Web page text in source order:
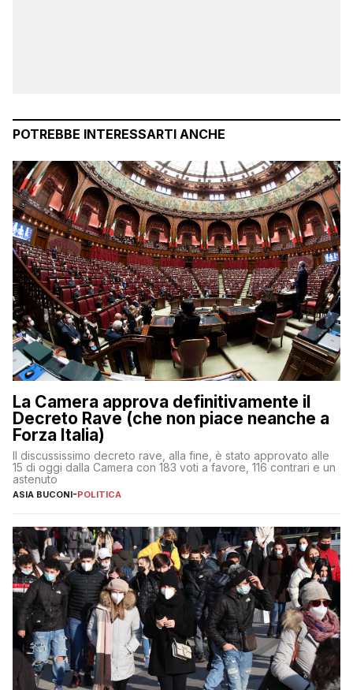
POTREBBE INTERESSARTI ANCHE
La Camera approva definitivamente il
Decreto Rave (che non piace neanche a
Forza Italia)
Il discussissimo decreto rave, alla fine, è stato approvato alle
15 di oggi dalla Camera con 183 voti a favore, 116 contrari e un
astenuto
ASIA BUCONI-POLITICA